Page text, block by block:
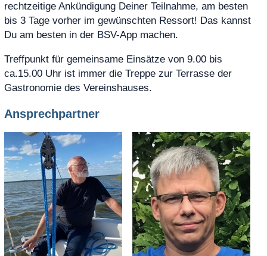
rechtzeitige Ankündigung Deiner Teilnahme, am besten
bis 3 Tage vorher im gewünschten Ressort! Das kannst
Du am besten in der BSV-App machen.
Treffpunkt für gemeinsame Einsätze von 9.00 bis
ca.15.00 Uhr ist immer die Treppe zur Terrasse der
Gastronomie des Vereinshauses.
Ansprechpartner